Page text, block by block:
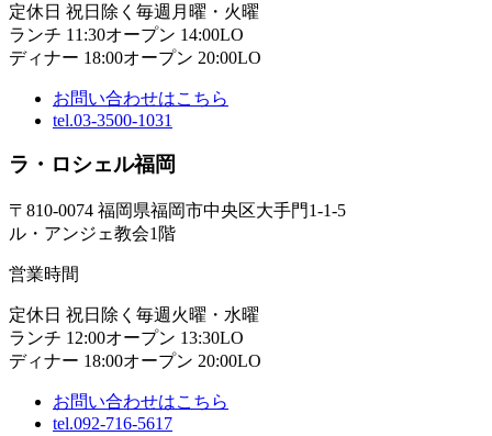
定休日 祝日除く毎週月曜・火曜
ランチ 11:30オープン 14:00LO
ディナー 18:00オープン 20:00LO
お問い合わせはこちら
tel.03-3500-1031
ラ・ロシェル福岡
〒810-0074 福岡県福岡市中央区大手門1-1-5
ル・アンジェ教会1階
営業時間
定休日 祝日除く毎週火曜・水曜
ランチ 12:00オープン 13:30LO
ディナー 18:00オープン 20:00LO
お問い合わせはこちら
tel.092-716-5617